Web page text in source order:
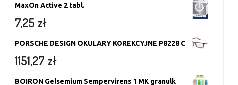
MaxOn Active 2 tabl.
7,25 zł
PORSCHE DESIGN OKULARY KOREKCYJNE P8228 C
1151,27 zł
BOIRON Gelsemium Sempervirens 1 MK granulk